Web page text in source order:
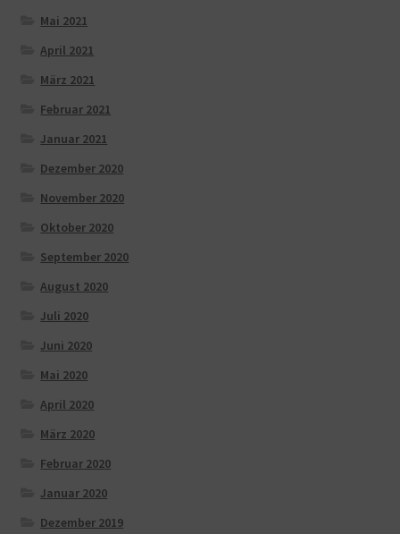
Mai 2021
April 2021
März 2021
Februar 2021
Januar 2021
Dezember 2020
November 2020
Oktober 2020
September 2020
August 2020
Juli 2020
Juni 2020
Mai 2020
April 2020
März 2020
Februar 2020
Januar 2020
Dezember 2019